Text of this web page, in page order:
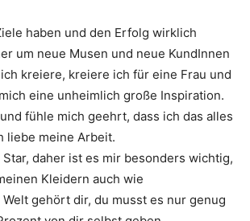
haben und den Erfolg wirklich
um neue Musen und neue KundInnen
kreiere, kreiere ich für eine Frau und
eine unheimlich große Inspiration.
fühle mich geehrt, dass ich das alles
liebe meine Arbeit.
daher ist es mir besonders wichtig,
Kleidern auch wie
gehört dir, du musst es nur genug